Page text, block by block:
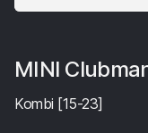
MINI
Kombi [15-23]